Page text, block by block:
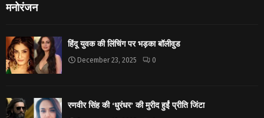
मनोरंजन
हिंदू युवक की लिंचिंग पर भड़का बॉलीवुड
December 23, 2025 0
रणवीर सिंह की ‘धुरंधर’ की मुरीद हुईं प्रीति जिंटा